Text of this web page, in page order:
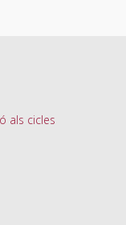
als cicles